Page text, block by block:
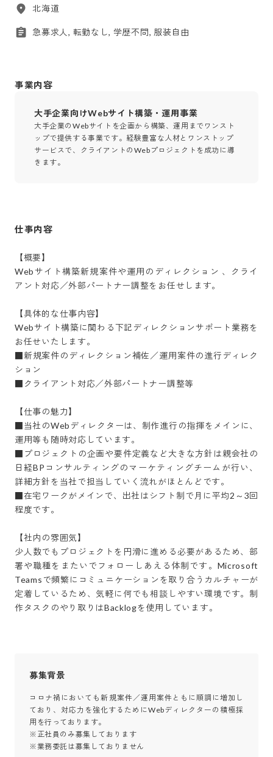
北海道
急募求人, 転勤なし, 学歴不問, 服装自由
事業内容
大手企業向けWebサイト構築・運用事業
大手企業のWebサイトを企画から構築、運用までワンスト
ップで提供する事業です。経験豊富な人材とワンストップ
サービスで、クライアントのWebプロジェクトを成功に導
きます。
仕事内容
【概要】
Webサイト構築新規案件や運用のディレクション 、クライ
アント対応／外部パートナー調整をお任せします。
【具体的な仕事内容】
Webサイト構築に関わる下記ディレクションサポート業務を
お任せいたします。
■新規案件のディレクション補佐／運用案件の進行ディレク
ション
■クライアント対応／外部パートナー調整等
【仕事の魅力】
■当社のWebディレクターは、制作進行の指揮をメインに、
運用等も随時対応しています。
■プロジェクトの企画や要件定義など大きな方針は親会社の
日経BPコンサルティングのマーケティングチームが行い、
詳細方針を当社で担当していく流れがほとんどです。
■在宅ワークがメインで、出社はシフト制で月に平均2～3回
程度です。
【社内の雰囲気】
少人数でもプロジェクトを円滑に進める必要があるため、部
署や職種をまたいでフォローしあえる体制です。Microsoft
Teamsで頻繁にコミュニケーションを取り合うカルチャーが
定着しているため、気軽に何でも相談しやすい環境です。制
作タスクのやり取りはBacklogを使用しています。
募集背景
コロナ禍においても新規案件／運用案件ともに順調に増加し
ており、対応力を強化するためにWebディレクターの積極採
用を行っております。
※正社員のみ募集しております
※業務委託は募集しておりません